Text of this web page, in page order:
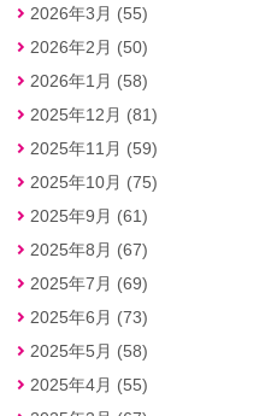
2026年3月 (55)
2026年2月 (50)
2026年1月 (58)
2025年12月 (81)
2025年11月 (59)
2025年10月 (75)
2025年9月 (61)
2025年8月 (67)
2025年7月 (69)
2025年6月 (73)
2025年5月 (58)
2025年4月 (55)